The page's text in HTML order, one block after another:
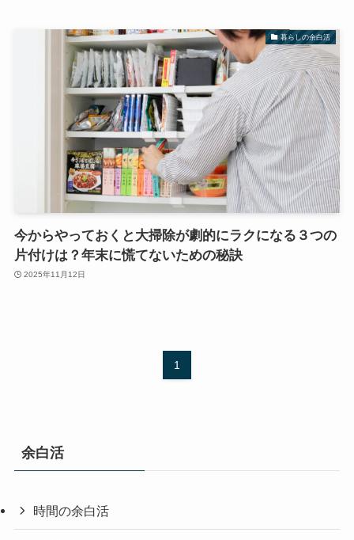
暮らしの余白活
今からやっておくと大掃除が劇的にラクになる３つの
片付けは？年末に慌てないための秘訣
2025年11月12日
1
余白活
時間の余白活